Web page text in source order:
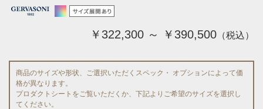
￥322,300 ～ ￥390,500 （税込）
商品のサイズや形状、ご選択いただくスペック・ オプションによって価
格が異なります。
プロダクトシートをご覧いただくか、下記よりご希望のサイズを選択し
てください。